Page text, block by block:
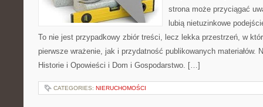
strona może przyciągać
lubią nietuzinkowe
To nie jest przypadkowy zbiór treści, lecz lekka przestrzeń, w
pierwsze wrażenie, jak i przydatność publikowanych materiałów.
Historie i Opowieści i Dom i Gospodarstwo. […]
CATEGORIES: NIERUCHOMOŚCI